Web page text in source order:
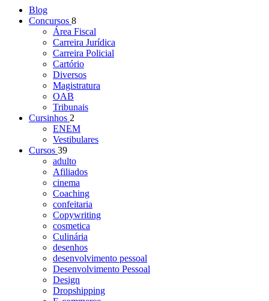
Blog
Concursos 8
Área Fiscal
Carreira Jurídica
Carreira Policial
Cartório
Diversos
Magistratura
OAB
Tribunais
Cursinhos 2
ENEM
Vestibulares
Cursos 39
adulto
Afiliados
cinema
Coaching
confeitaria
Copywriting
cosmetica
Culinária
desenhos
desenvolvimento pessoal
Desenvolvimento Pessoal
Design
Dropshipping